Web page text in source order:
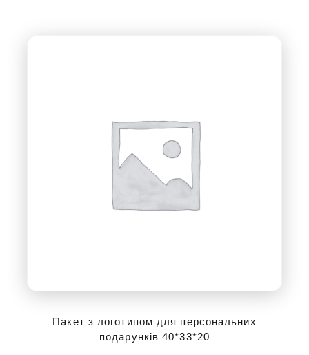
Пакет з логотипом для персональних
подарунків 40*33*20